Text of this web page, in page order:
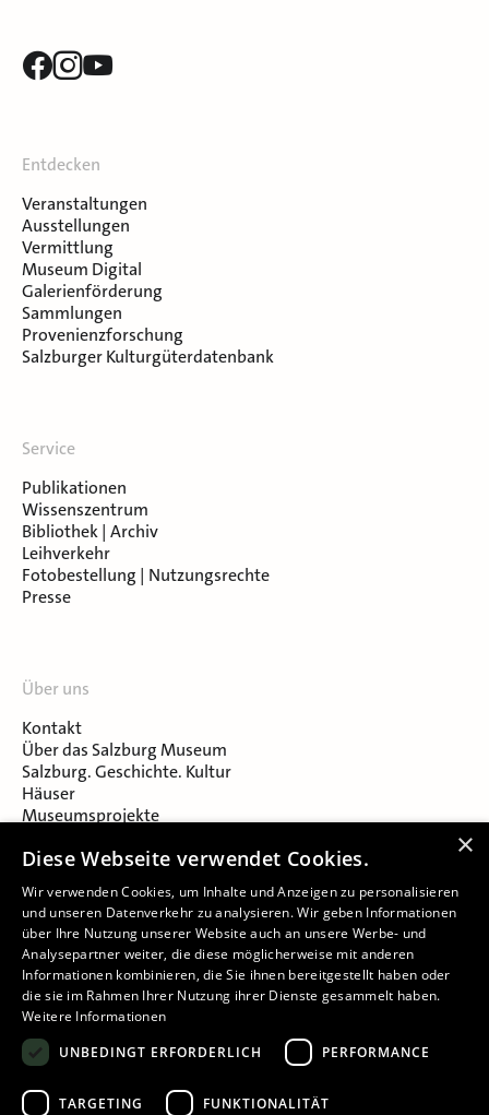
Entdecken
Veranstaltungen
Ausstellungen
Vermittlung
Museum Digital
Galerienförderung
Sammlungen
Provenienzforschung
Salzburger Kulturgüterdatenbank
Service
Publikationen
Wissenszentrum
Bibliothek | Archiv
Leihverkehr
Fotobestellung | Nutzungsrechte
Presse
Über uns
Kontakt
Über das Salzburg Museum
Salzburg. Geschichte. Kultur
Häuser
Museumsprojekte
Museumsverein Celtic Heritage
Impressum
Datenschutz
Barrierefreiheitserklärung
×
Diese Webseite verwendet Cookies.
Wir verwenden Cookies, um Inhalte und Anzeigen zu personalisieren
und unseren Datenverkehr zu analysieren. Wir geben Informationen
über Ihre Nutzung unserer Website auch an unsere Werbe- und
Analysepartner weiter, die diese möglicherweise mit anderen
Informationen kombinieren, die Sie ihnen bereitgestellt haben oder
die sie im Rahmen Ihrer Nutzung ihrer Dienste gesammelt haben.
Weitere Informationen
UNBEDINGT ERFORDERLICH
PERFORMANCE
TARGETING FUNKTIONALITÄT